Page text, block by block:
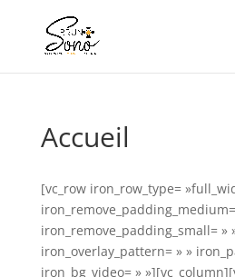
Accueil
[vc_row iron_row_type=
iron_remove_padding_small= »
iron_overlay_pattern= » »
iron_bg_video= »